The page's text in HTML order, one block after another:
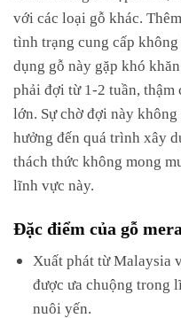
với các loại gỗ khác.
tình trạng cung cấp
dụng gỗ này gặp khó
phải đợi từ 1-2 tuần,
lớn. Sự chờ đợi này
hưởng đến quá trình xây
thách thức không mong
lĩnh vực này.
Đặc điểm của gỗ
Xuất phát từ Malaysia
được ưa chuộng trong
nuôi yến.